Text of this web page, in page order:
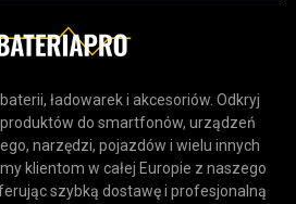
ładowarek i akcesoriów. Odkryj
do smartfonów, urządzeń
narzędzi, pojazdów i wielu innych
klientom w całej Europie z naszego
szybką dostawę i profesjonalną